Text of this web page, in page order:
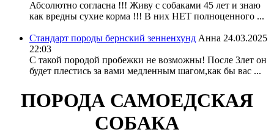
Абсолютно согласна !!! Живу с собаками 45 лет и знаю
как вредны сухие корма !!! В них НЕТ полноценного ...
Стандарт породы бернский зенненхунд Анна 24.03.2025
22:03
С такой породой пробежки не возможны! После 3лет он
будет плестись за вами медленным шагом,как бы вас ...
ПОРОДА САМОЕДСКАЯ
СОБАКА